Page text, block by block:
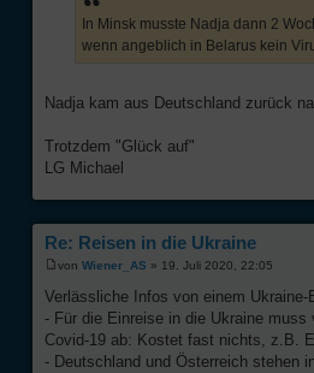
In Minsk musste Nadja dann 2
wenn angeblich in Belarus kein
Nadja kam aus Deutschland zurück
Trotzdem "Glück auf"
LG Michael
Re: Reisen in die Ukraine
von Wiener_AS » 19. Juli 2020, 22:05
Verlässliche Infos von einem
- Für die Einreise in die Ukraine
Covid-19 ab: Kostet fast nichts, z.B.
- Deutschland und Österreich stehen